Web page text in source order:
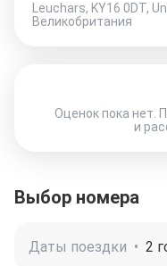
Leuchars, KY16 0DT,
Великобритания
Оценок пока нет.
и
Выбор номера
Даты поездки • 2